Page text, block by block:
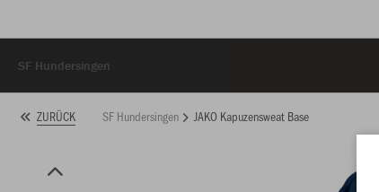
SF Hundersingen
ZURÜCK SF Hundersingen JAKO Kapuzensweat Base